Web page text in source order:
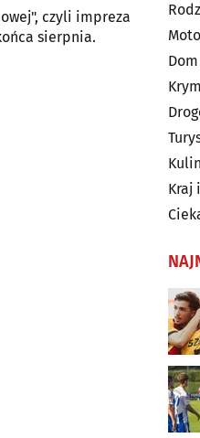
czyli impreza
sierpnia.
Dom
Kraj